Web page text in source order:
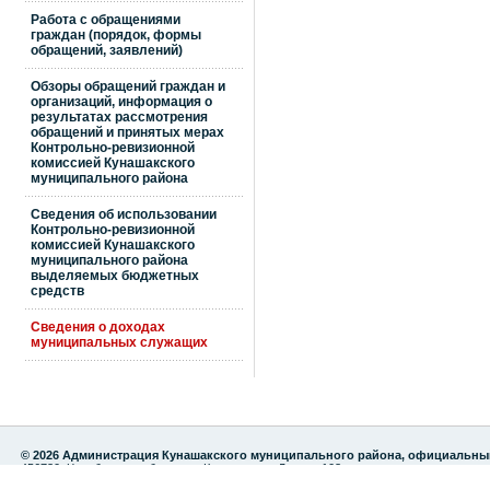
Работа с обращениями
граждан (порядок, формы
обращений, заявлений)
Обзоры обращений граждан и
организаций, информация о
результатах рассмотрения
обращений и принятых мерах
Контрольно-ревизионной
комиссией Кунашакского
муниципального района
Сведения об использовании
Контрольно-ревизионной
комиссией Кунашакского
муниципального района
выделяемых бюджетных
средств
Сведения о доходах
муниципальных служащих
© 2026 Администрация Кунашакского муниципального района,
456730, Челябинская область, с.Кунашак, ул. Ленина 103